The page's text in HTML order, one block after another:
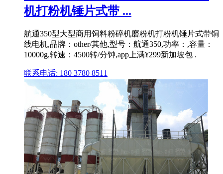
机打粉机锤片式带 ...
航通350型大型商用饲料粉碎机磨粉机打粉机锤片式带铜
线电机,品牌：other/其他,型号：航通350,功率：,容量：
10000g,转速：4500转/分钟,app上满¥299新加坡包 .
联系电话: 180 3780 8511